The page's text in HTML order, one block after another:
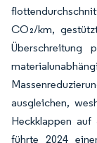
CO₂/km,
Überschreitung
ausgleichen,
Heckklappen
führte 2024